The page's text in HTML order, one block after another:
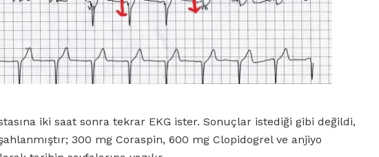
iki saat sonra tekrar EKG ister. Sonuçlar istediği gibi değildi,
300 mg Coraspin, 600 mg Clopidogrel ve anjiyo